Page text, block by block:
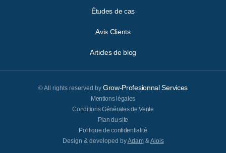
Études de cas
Avis Clients
Articles de blog
© All rights reserved by Grow-Profesionnal Services
Mentions légales
Conditions Générales de Vente
Plan du site
Politique de confidentialité
Design & developed byAdam&Alois